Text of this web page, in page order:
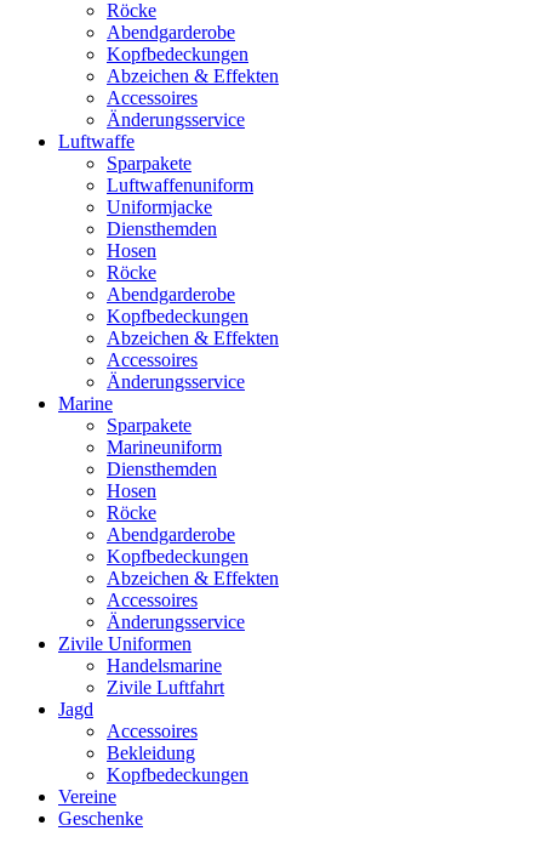
Röcke
Abendgarderobe
Kopfbedeckungen
Abzeichen & Effekten
Accessoires
Änderungsservice
Luftwaffe
Sparpakete
Luftwaffenuniform
Uniformjacke
Diensthemden
Hosen
Röcke
Abendgarderobe
Kopfbedeckungen
Abzeichen & Effekten
Accessoires
Änderungsservice
Marine
Sparpakete
Marineuniform
Diensthemden
Hosen
Röcke
Abendgarderobe
Kopfbedeckungen
Abzeichen & Effekten
Accessoires
Änderungsservice
Zivile Uniformen
Handelsmarine
Zivile Luftfahrt
Jagd
Accessoires
Bekleidung
Kopfbedeckungen
Vereine
Geschenke